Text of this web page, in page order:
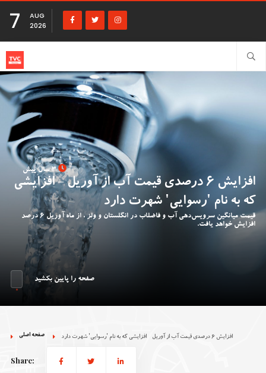
7
AUG
2026
3 سال پیش
افزایش 6 درصدی قیمت آب از آوریل - افزایشی
که به نام 'رسوایی' شهرت دارد
قیمت میانگین سرویس‌دهی آب و فاضلاب در انگلستان و ولز ، از ماه آوریل 6 درصد
افزایش خواهد یافت.
صفحه را پایین بکشید
صفحه اصلی افزایش 6 درصدی قیمت آب از آوریل - افزایشی که به نام 'رسوایی' شهرت دارد
Share: